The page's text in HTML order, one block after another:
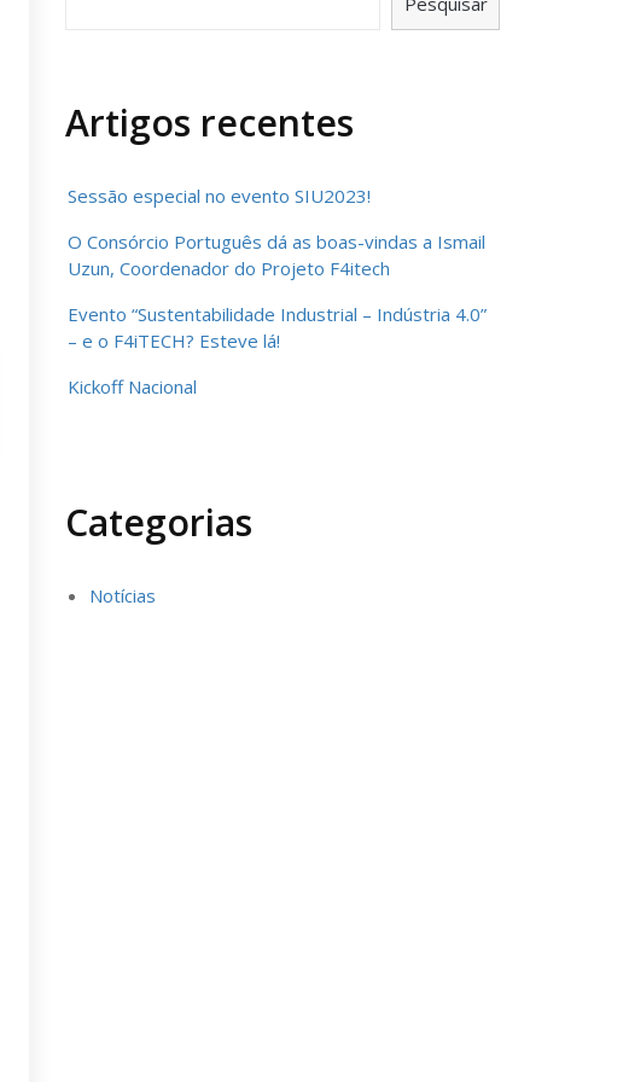
Artigos recentes
Sessão especial no evento SIU2023!
O Consórcio Português dá as boas-vindas a Ismail
Uzun, Coordenador do Projeto F4itech
Evento “Sustentabilidade Industrial – Indústria 4.0”
– e o F4iTECH? Esteve lá!
Kickoff Nacional
Categorias
Notícias